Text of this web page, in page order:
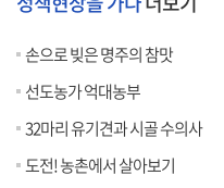
손으로 빚은 명주의 참맛
선도농가 억대농부
32마리 유기견과 시골 수의사
도전! 농촌에서 살아보기